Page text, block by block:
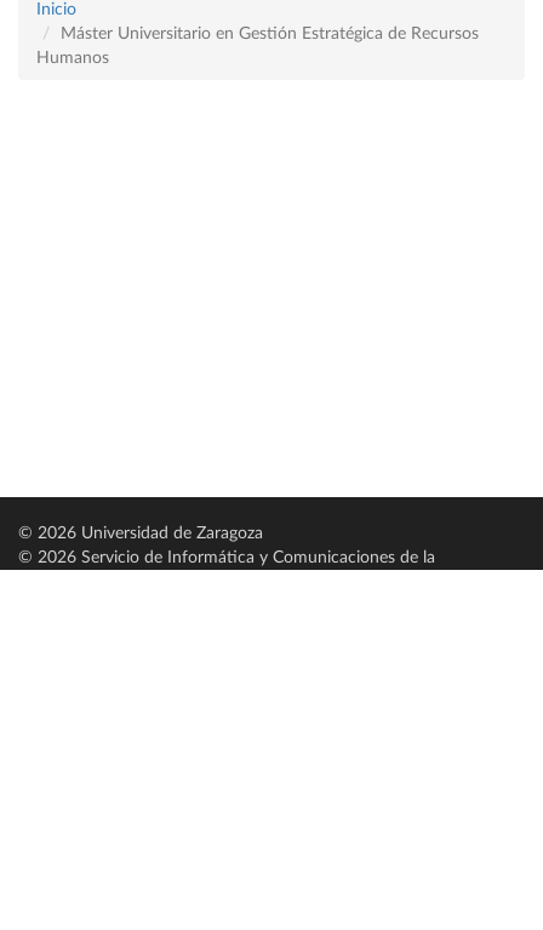
Inicio
Máster Universitario en Gestión Estratégica de Recursos
Humanos
© 2026 Universidad de Zaragoza
© 2026 Servicio de Informática y Comunicaciones de la